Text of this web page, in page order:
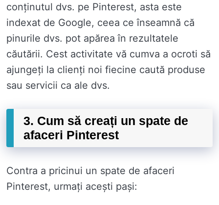
conținutul dvs. pe Pinterest, asta este
indexat de Google, ceea ce înseamnă că
pinurile dvs. pot apărea în rezultatele
căutării. Cest activitate vă cumva a ocroti să
ajungeți la clienți noi fiecine caută produse
sau servicii ca ale dvs.
3. Cum să creați un spate de
afaceri Pinterest
Contra a pricinui un spate de afaceri
Pinterest, urmați acești pași: